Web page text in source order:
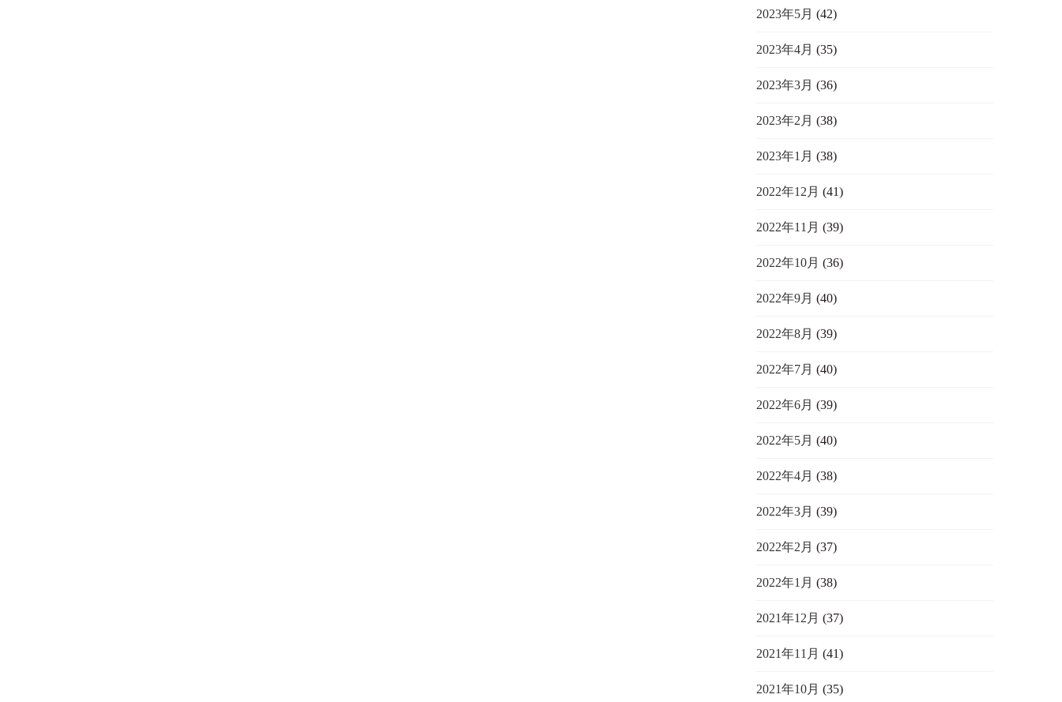
2023年5月 (42)
2023年4月 (35)
2023年3月 (36)
2023年2月 (38)
2023年1月 (38)
2022年12月 (41)
2022年11月 (39)
2022年10月 (36)
2022年9月 (40)
2022年8月 (39)
2022年7月 (40)
2022年6月 (39)
2022年5月 (40)
2022年4月 (38)
2022年3月 (39)
2022年2月 (37)
2022年1月 (38)
2021年12月 (37)
2021年11月 (41)
2021年10月 (35)